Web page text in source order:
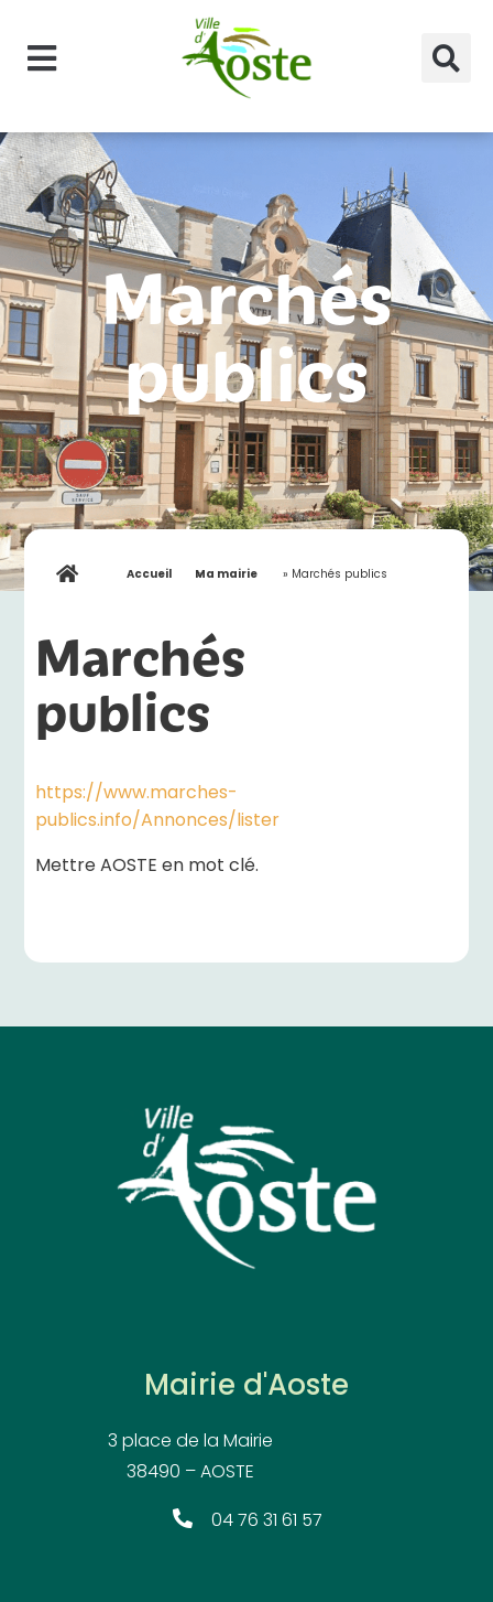
Marchés
publics
Accueil »
Ma mairie » Marchés publics
Marchés
publics
https://www.marches-
publics.info/Annonces/lister
Mettre AOSTE en mot clé.
Mairie d'Aoste
3 place de la Mairie
38490 – AOSTE
04 76 31 61 57